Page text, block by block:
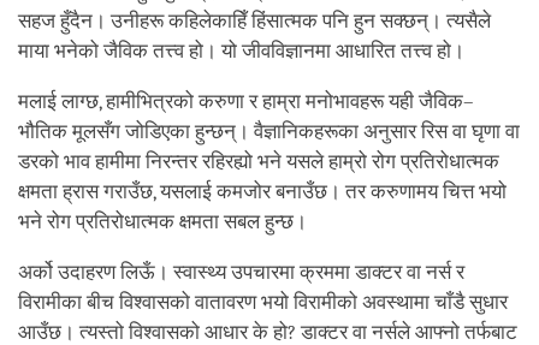
सहज हुँदैन। उनीहरू कहिलेकाहिँ हिंसात्मक पनि हुन सक्छन्। त्यसैले
माया भनेको जैविक तत्त्व हो। यो जीवविज्ञानमा आधारित तत्त्व हो।
मलाई लाग्छ, हामीभित्रको करुणा र हाम्रा मनोभावहरू यही जैविक–
भौतिक मूलसँग जोडिएका हुन्छन्। वैज्ञानिकहरूका अनुसार रिस वा घृणा वा
डरको भाव हामीमा निरन्तर रहिरह्यो भने यसले हाम्रो रोग प्रतिरोधात्मक
क्षमता ह्रास गराउँछ, यसलाई कमजोर बनाउँछ। तर करुणामय चित्त भयो
भने रोग प्रतिरोधात्मक क्षमता सबल हुन्छ।
अर्को उदाहरण लिऊँ। स्वास्थ्य उपचारमा क्रममा डाक्टर वा नर्स र
विरामीका बीच विश्वासको वातावरण भयो विरामीको अवस्थामा चाँडै सुधार
आउँछ। त्यस्तो विश्वासको आधार के हो? डाक्टर वा नर्सले आफ्नो तर्फबाट